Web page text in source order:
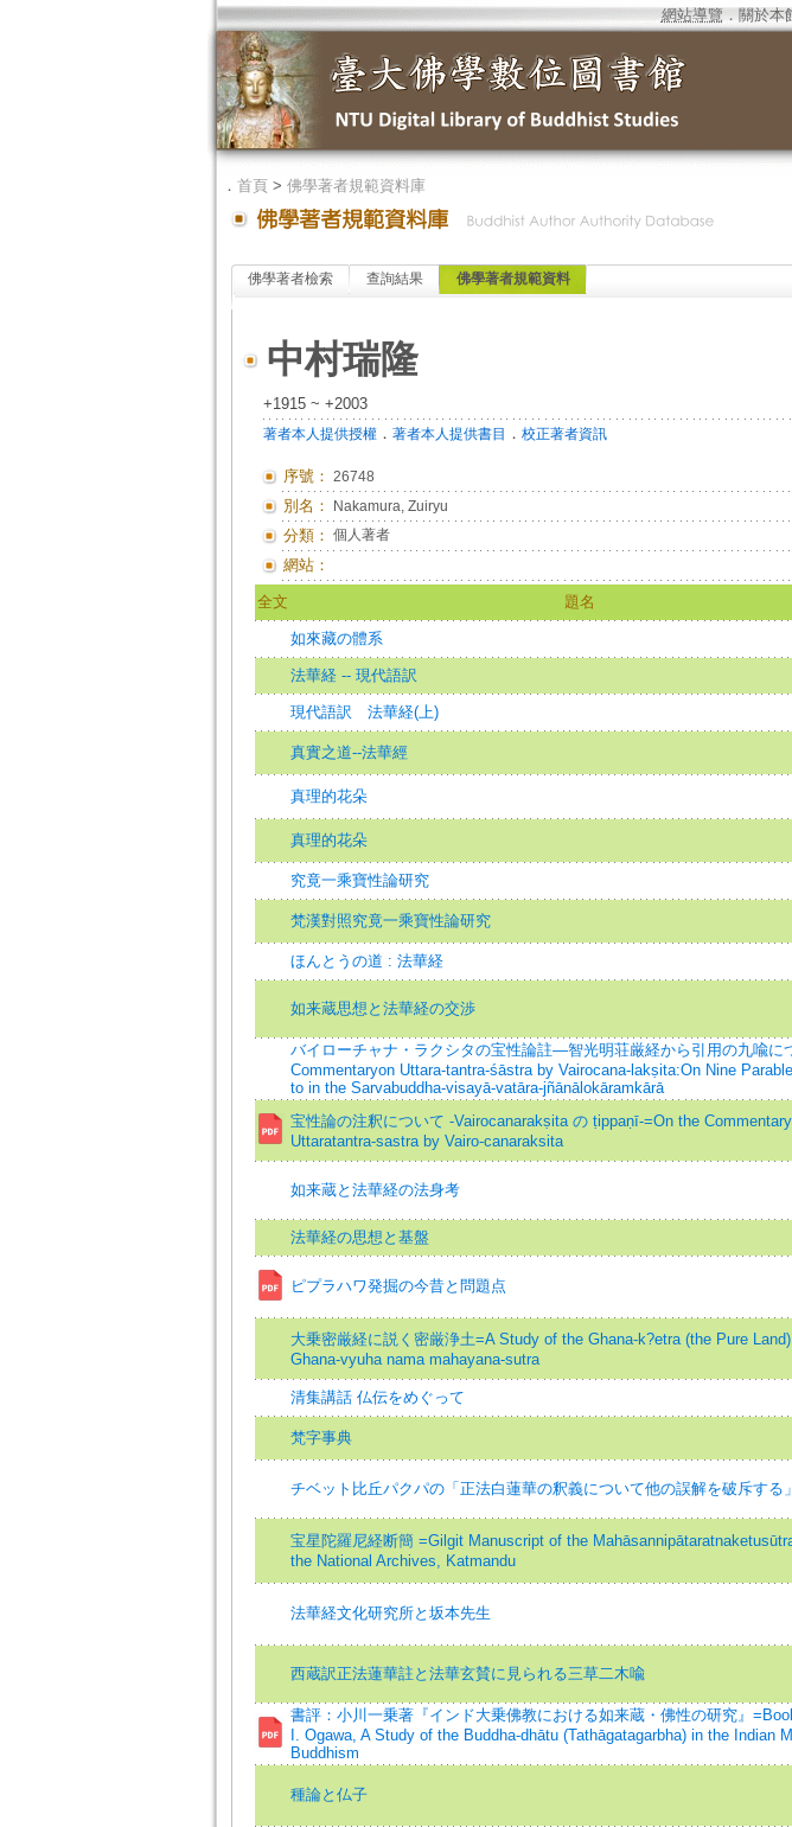
網站導覽 ． 關於本
． 首頁> 佛學著者規範資料庫
佛學著者檢索 查詢結果 佛學著者規範資料
中村瑞隆
+1915 ~ +2003
著者本人提供授權． 著者本人提供書目 ． 校正著者資訊
序號： 26748
別名： Nakamura, Zuiryu
分類： 個人著者
網站：
全文 題名
如來藏の體系
法華経 -- 現代語訳
現代語訳 法華経(上)
真實之道--法華經
真理的花朵
真理的花朵
究竟一乘寶性論研究
梵漢對照究竟一乘寶性論研究
ほんとうの道 : 法華経
如来蔵思想と法華経の交渉
バイローチャナ・ラクシタの宝性論註―智光明荘厳経から引用の九喩
Commentaryon Uttara-tantra-śāstra by Vairocana-lakṣita:On Nine
to in the Sarvabuddha-visayā-vatāra-jñānālokāramkārā
宝性論の注釈について -Vairocanarakṣita の ṭippaṇī-=On the
Uttaratantra-sastra by Vairo-canaraksita
如来蔵と法華経の法身考
法華経の思想と基盤
ピプラハワ発掘の今昔と問題点
大乗密厳経に説く密厳浄土=A Study of the Ghana-k?etra (the Pure
Ghana-vyuha nama mahayana-sutra
清集講話 仏伝をめぐって
梵字事典
チベット比丘パクパの「正法白蓮華の釈義について他の誤解を破斥する
宝星陀羅尼経断簡 =Gilgit Manuscript of the
the National Archives, Katmandu
法華経文化研究所と坂本先生
西蔵訳正法蓮華註と法華玄賛に見られる三草二木喩
書評：小川一乗著『インド大乗佛教における如来蔵・佛性の研究』
I. Ogawa, A Study of the Buddha-dhātu (Tathāgatagarbha) in the Indian
Buddhism
種論と仏子